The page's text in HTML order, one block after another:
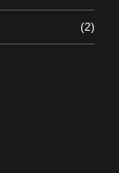
(2)